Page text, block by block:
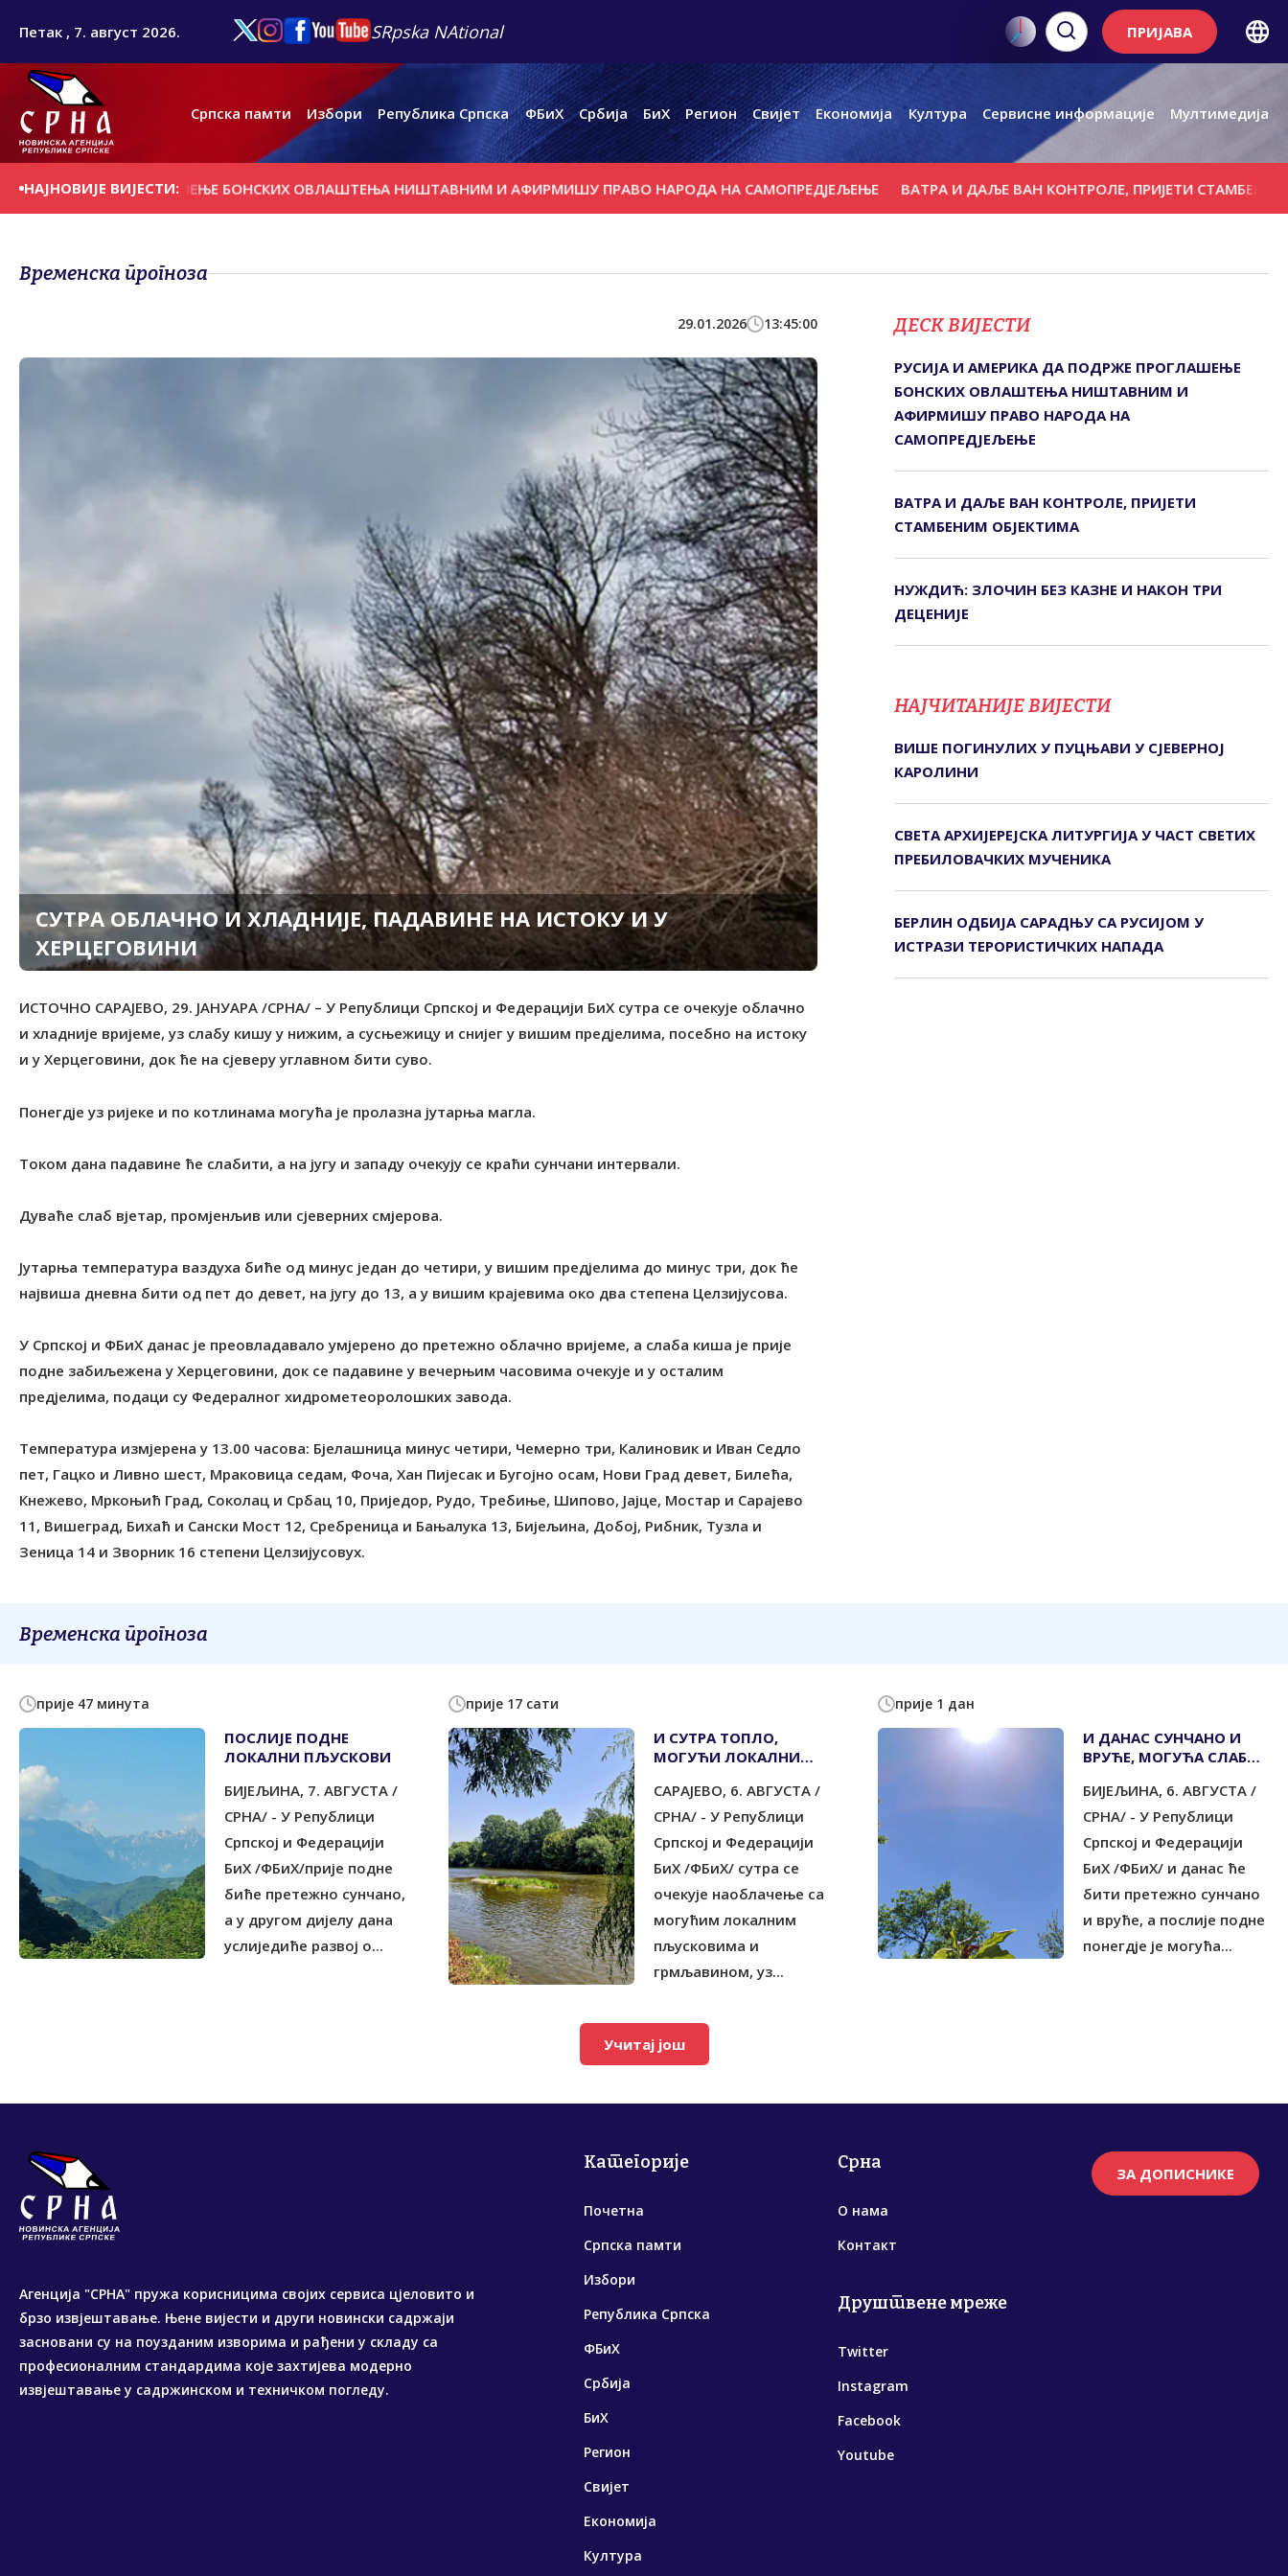
Петак , 7. август 2026. SRpska NAtional ПРИЈАВА
Српска памти Избори Република Српска ФБиХ Србија БиХ Регион Свијет Економија Култура Сервисне информације Мултимедија
НАЈНОВИЈЕ ВИЈЕСТИ:
ПРОГЛАШЕЊЕ БОНСКИХ ОВЛАШТЕЊА НИШТАВНИМ И АФИРМИШУ ПРАВО НАРОДА НА САМОПРЕДЈЕЉЕЊЕ ВАТРА И ДАЉЕ ВАН КОНТРОЛЕ, ПРИЈЕТИ СТАМБЕНИМ
Временска прогноза
29.01.2026 13:45:00
СУТРА ОБЛАЧНО И ХЛАДНИЈЕ, ПАДАВИНЕ НА ИСТОКУ И У
ХЕРЦЕГОВИНИ
ИСТОЧНО САРАЈЕВО, 29. ЈАНУАРА /СРНА/ – У Републици Српској и Федерацији БиХ сутра се очекује облачно
и хладније вријеме, уз слабу кишу у нижим, а сусњежицу и снијег у вишим предјелима, посебно на истоку
и у Херцеговини, док ће на сјеверу углавном бити суво.
Понегдје уз ријеке и по котлинама могућа је пролазна јутарња магла.
Током дана падавине ће слабити, а на југу и западу очекују се краћи сунчани интервали.
Дуваће слаб вјетар, промјенљив или сјеверних смјерова.
Јутарња температура ваздуха биће од минус један до четири, у вишим предјелима до минус три, док ће
највиша дневна бити од пет до девет, на југу до 13, а у вишим крајевима око два степена Целзијусова.
У Српској и ФБиХ данас је преовладавало умјерено до претежно облачно вријеме, а слаба киша је прије
подне забиљежена у Херцеговини, док се падавине у вечерњим часовима очекује и у осталим
предјелима, подаци су Федералног хидрометеоролошких завода.
Температура измјерена у 13.00 часова: Бјелашница минус четири, Чемерно три, Калиновик и Иван Седло
пет, Гацко и Ливно шест, Мраковица седам, Фоча, Хан Пијесак и Бугојно осам, Нови Град девет, Билећа,
Кнежево, Мркоњић Град, Соколац и Србац 10, Приједор, Рудо, Требиње, Шипово, Јајце, Мостар и Сарајево
11, Вишеград, Бихаћ и Сански Мост 12, Сребреница и Бањалука 13, Бијељина, Добој, Рибник, Тузла и
Зеница 14 и Зворник 16 степени Целзијусовух.
ДЕСК ВИЈЕСТИ
РУСИЈА И АМЕРИКА ДА ПОДРЖЕ ПРОГЛАШЕЊЕ
БОНСКИХ ОВЛАШТЕЊА НИШТАВНИМ И
АФИРМИШУ ПРАВО НАРОДА НА
САМОПРЕДЈЕЉЕЊЕ
ВАТРА И ДАЉЕ ВАН КОНТРОЛЕ, ПРИЈЕТИ
СТАМБЕНИМ ОБЈЕКТИМА
НУЖДИЋ: ЗЛОЧИН БЕЗ КАЗНЕ И НАКОН ТРИ
ДЕЦЕНИЈЕ
НАЈЧИТАНИЈЕ ВИЈЕСТИ
ВИШЕ ПОГИНУЛИХ У ПУЦЊАВИ У СЈЕВЕРНОЈ
КАРОЛИНИ
СВЕTА АРХИЈЕРЕЈСКА ЛИTУРГИЈА У ЧАСТ СВЕТИХ
ПРЕБИЛОВАЧКИХ МУЧЕНИКА
БЕРЛИН ОДБИЈА САРАДЊУ СА РУСИЈОМ У
ИСТРАЗИ ТЕРОРИСТИЧКИХ НАПАДА
Временска прогноза
прије 47 минута
ПОСЛИЈЕ ПОДНЕ
ЛОКАЛНИ ПЉУСКОВИ
БИЈЕЉИНА, 7. АВГУСТА /
СРНА/ - У Републици
Српској и Федерацији
БиХ /ФБиХ/прије подне
биће претежно сунчано,
а у другом дијелу дана
услиједиће развој о...
прије 17 сати
И СУТРА ТОПЛО,
МОГУЋИ ЛОКАЛНИ
САРАЈЕВО, 6. АВГУСТА /
СРНА/ - У Републици
Српској и Федерацији
БиХ /ФБиХ/ сутра се
очекује наоблачење са
могућим локалним
пљусковима и
грмљавином, уз...
прије 1 дан
И ДАНАС СУНЧАНО И
ВРУЋЕ, МОГУЋА СЛАБА
БИЈЕЉИНА, 6. АВГУСТА /
СРНА/ - У Републици
Српској и Федерацији
БиХ /ФБиХ/ и данас ће
бити претежно сунчано
и вруће, а послије подне
понегдје је могућа...
Учитај још
Агенција "СРНА" пружа корисницима својих сервиса цјеловито и
брзо извјештавање. Њене вијести и други новински садржаји
засновани су на поузданим изворима и рађени у складу са
професионалним стандардима које захтијева модерно
извјештавање у садржинском и техничком погледу.
Категорије
Почетна
Српска памти
Избори
Република Српска
ФБиХ
Србија
БиХ
Регион
Свијет
Економија
Култура
Срна
О нама
Контакт
Друштвене мреже
Twitter
Instagram
Facebook
Youtube
ЗА ДОПИСНИКЕ